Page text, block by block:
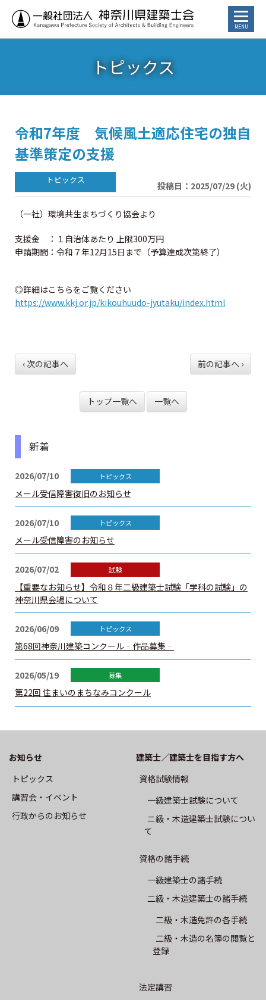
トピックス
講習会・イベント
⾏政からのお知らせ
カレンダー
建築士／建築士を目指す方へ
⼀級建築⼠試験について
資格の諸手続
一級建築士の諸手続
二級・木造の名簿の閲覧と登録
法定講習
建築士定期講習
建築士会を利用する
書籍等の購⼊
⽀部・委員会
関連団体
カレンダー
CPD制度
建築士業務に関する賠償責任保険
トピックス
令和7年度 気候風土適応住宅の独自
基準策定の支援
投稿日：2025/07/29 (火)
（一社）環境共生まちづくり協会より
支援金 ：１自治体あたり 上限300万円
申請期間：令和７年12月15日まで（予算達成次第終了）
◎詳細はこちらをご覧ください
https://www.kkj.or.jp/kikouhuudo-jyutaku/index.html
‹ 次の記事へ 前の記事へ ›
トップ一覧へ 一覧へ
新着
2026/07/10
メール受信障害復旧のお知らせ
2026/07/10
メール受信障害のお知らせ
2026/07/02
【重要なお知らせ】令和８年二級建築士試験「学科の試験」の
神奈川県会場について
2026/06/09
第68回神奈川建築コンクール‐作品募集‐
2026/05/19
第22回 住まいのまちなみコンクール
お知らせ
トピックス
講習会・イベント
⾏政からのお知らせ
建築士／建築士を目指す方へ
資格試験情報
⼀級建築⼠試験について
ニ級・⽊造建築⼠試験につい
て
資格の諸手続
一級建築士の諸手続
二級・木造建築士の諸手続
二級・木造免許の各手続
二級・木造の名簿の閲覧と
登録
法定講習